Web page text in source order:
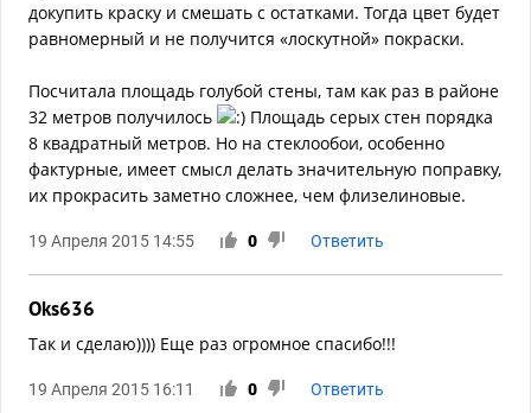
докупить краску и смешать с остатками. Тогда цвет будет
равномерный и не получится «лоскутной» покраски.
Посчитала площадь голубой стены, там как раз в районе
32 метров получилось
Площадь серых стен порядка
8 квадратный метров. Но на стеклообои, особенно
фактурные, имеет смысл делать значительную поправку,
их прокрасить заметно сложнее, чем флизелиновые.
19 Апреля 2015 14:55 0 Ответить
Oks636
Так и сделаю)))) Еще раз огромное спасибо!!!
19 Апреля 2015 16:11 0 Ответить